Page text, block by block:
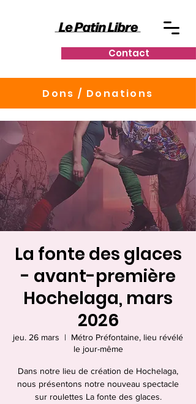
Contact
Dons / Donations
La fonte des glaces
- avant-première
Hochelaga, mars
2026
jeu. 26 mars
  |
Métro Préfontaine, lieu révélé
le jour-même
Dans notre lieu de création de Hochelaga,
nous présentons notre nouveau spectacle
sur roulettes La fonte des glaces.